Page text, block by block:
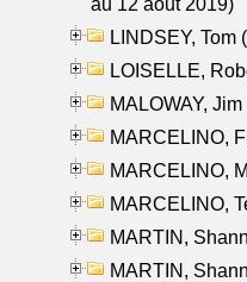
LINDSEY, Tom
LOISELLE,
MALOWAY,
MARCELINO,
MARCELINO,
MARCELINO,
MARTIN,
MARTIN,